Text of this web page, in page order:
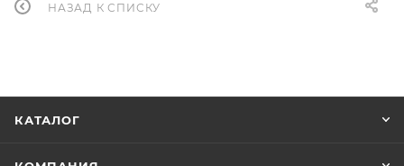
НАЗАД К СПИСКУ
КАТАЛОГ